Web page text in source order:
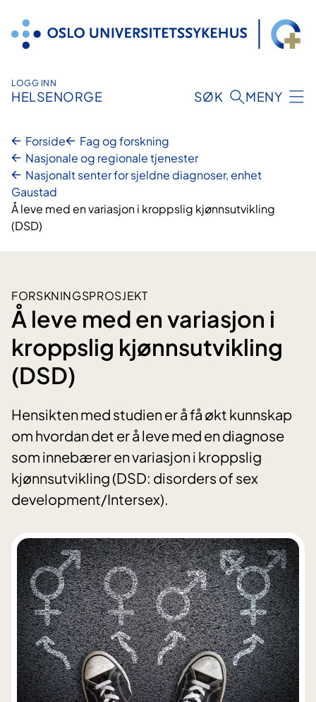
innhold
LOGG INN
HELSENORGE SØK MENY
Forside
Fag og forskning
Nasjonale og regionale tjenester
Nasjonalt senter for sjeldne diagnoser, enhet
Gaustad
Å leve med en variasjon i kroppslig kjønnsutvikling
(DSD)
FORSKNINGSPROSJEKT
Å leve med en variasjon i
kroppslig kjønnsutvikling
(DSD)
Hensikten med studien er å få økt kunnskap
om hvordan det er å leve med en diagnose
som innebærer en variasjon i kroppslig
kjønnsutvikling (DSD: disorders of sex
development/Intersex).